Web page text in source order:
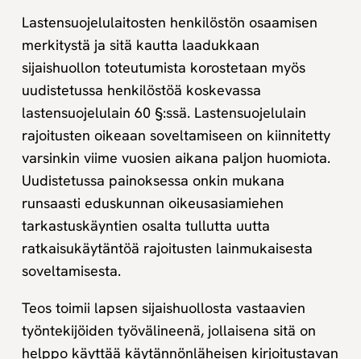
Lastensuojelulaitosten henkilöstön osaamisen
merkitystä ja sitä kautta laadukkaan
sijaishuollon toteutumista korostetaan myös
uudistetussa henkilöstöä koskevassa
lastensuojelulain 60 §:ssä. Lastensuojelulain
rajoitusten oikeaan soveltamiseen on kiinnitetty
varsinkin viime vuosien aikana paljon huomiota.
Uudistetussa painoksessa onkin mukana
runsaasti eduskunnan oikeusasiamiehen
tarkastuskäyntien osalta tullutta uutta
ratkaisukäytäntöä rajoitusten lainmukaisesta
soveltamisesta.
Teos toimii lapsen sijaishuollosta vastaavien
työntekijöiden työvälineenä, jollaisena sitä on
helppo käyttää käytännönläheisen kirjoitustavan